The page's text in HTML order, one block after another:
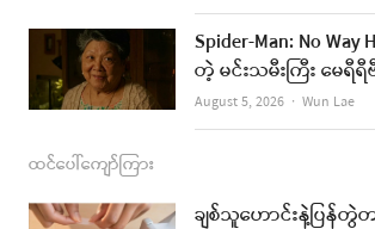
Spider-Man: No Way
တဲ့ မင်းသမီးကြီး မေ
August 5, 2026 Author
Wun Lae
ထင်ပေါ်ကျော်ကြား
ချစ်သူဟောင်းနဲ့ပြန်တွဲ